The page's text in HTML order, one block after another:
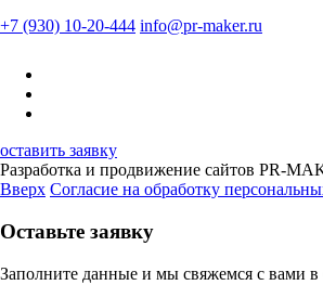
+7 (930) 10-20-444 info@pr-maker.ru
оставить заявку
Разработка и продвижение сайтов PR-
Вверх Согласие на обработку
Оставьте заявку
Заполните данные и мы свяжемся с вами